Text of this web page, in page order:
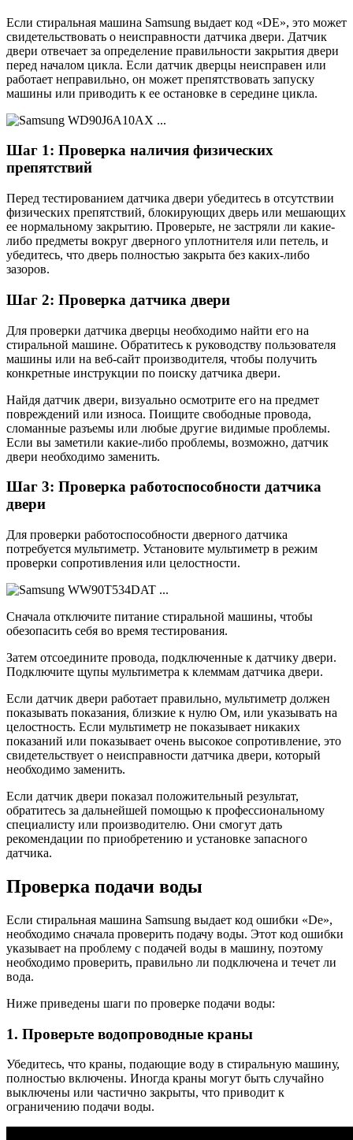
Если стиральная машина Samsung выдает код «DE», это может
свидетельствовать о неисправности датчика двери. Датчик
двери отвечает за определение правильности закрытия двери
перед началом цикла. Если датчик дверцы неисправен или
работает неправильно, он может препятствовать запуску
машины или приводить к ее остановке в середине цикла.
Шаг 1: Проверка наличия физических
препятствий
Перед тестированием датчика двери убедитесь в отсутствии
физических препятствий, блокирующих дверь или мешающих
ее нормальному закрытию. Проверьте, не застряли ли какие-
либо предметы вокруг дверного уплотнителя или петель, и
убедитесь, что дверь полностью закрыта без каких-либо
зазоров.
Шаг 2: Проверка датчика двери
Для проверки датчика дверцы необходимо найти его на
стиральной машине. Обратитесь к руководству пользователя
машины или на веб-сайт производителя, чтобы получить
конкретные инструкции по поиску датчика двери.
Найдя датчик двери, визуально осмотрите его на предмет
повреждений или износа. Поищите свободные провода,
сломанные разъемы или любые другие видимые проблемы.
Если вы заметили какие-либо проблемы, возможно, датчик
двери необходимо заменить.
Шаг 3: Проверка работоспособности датчика
двери
Для проверки работоспособности дверного датчика
потребуется мультиметр. Установите мультиметр в режим
проверки сопротивления или целостности.
Сначала отключите питание стиральной машины, чтобы
обезопасить себя во время тестирования.
Затем отсоедините провода, подключенные к датчику двери.
Подключите щупы мультиметра к клеммам датчика двери.
Если датчик двери работает правильно, мультиметр должен
показывать показания, близкие к нулю Ом, или указывать на
целостность. Если мультиметр не показывает никаких
показаний или показывает очень высокое сопротивление, это
свидетельствует о неисправности датчика двери, который
необходимо заменить.
Если датчик двери показал положительный результат,
обратитесь за дальнейшей помощью к профессиональному
специалисту или производителю. Они смогут дать
рекомендации по приобретению и установке запасного
датчика.
Проверка подачи воды
Если стиральная машина Samsung выдает код ошибки «De»,
необходимо сначала проверить подачу воды. Этот код ошибки
указывает на проблему с подачей воды в машину, поэтому
необходимо проверить, правильно ли подключена и течет ли
вода.
Ниже приведены шаги по проверке подачи воды:
1. Проверьте водопроводные краны
Убедитесь, что краны, подающие воду в стиральную машину,
полностью включены. Иногда краны могут быть случайно
выключены или частично закрыты, что приводит к
ограничению подачи воды.